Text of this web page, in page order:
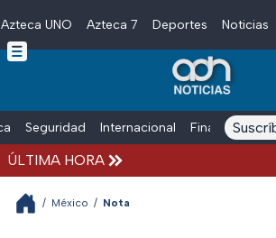
Skip to main content
Azteca UNO Azteca 7 Deportes Noticias
Seguridad Internacional Finanzas
ÚLTIMA HORA
/ México / Nota